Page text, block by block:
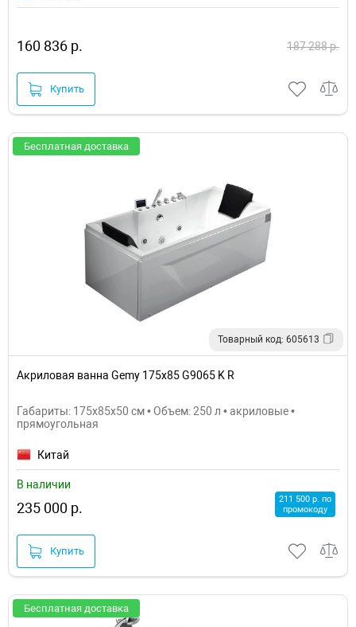
160 836 р. 187 288 р.
Купить
Бесплатная доставка
Товарный код: 605613
Акриловая ванна Gemy 175x85 G9065 K R
Габариты: 175x85x50 см • Объем: 250 л • акриловые •
прямоугольная
Китай
В наличии
235 000 р.
211 500 р. по
промокоду
Купить
Бесплатная доставка